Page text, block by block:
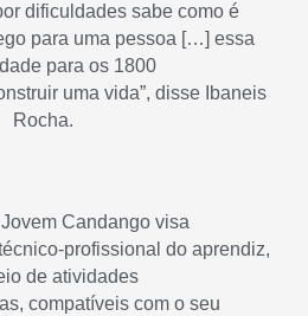
dificuldades sabe como é
para uma pessoa […] essa
para os 1800
uma vida”, disse Ibaneis
Rocha.
Candango visa
profissional do aprendiz,
de atividades
compatíveis com o seu